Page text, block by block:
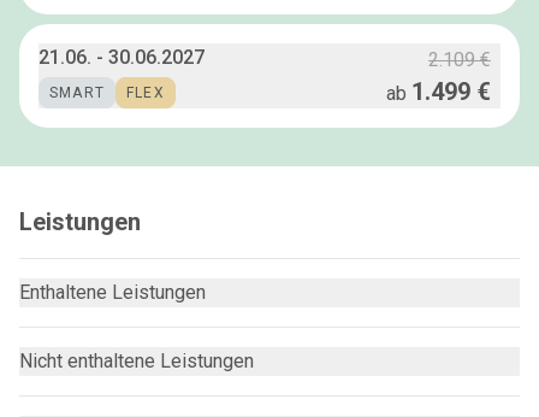
21.06. - 30.06.2027
SMART FLEX
2.109 €
ab 1.499 €
Leistungen
Enthaltene Leistungen
Nicht enthaltene Leistungen